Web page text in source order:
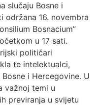
slučaju Bosne i
održana 16. novembra
Bosnacium”
u 17 sati.
političari
te intelektualci,
i Hercegovine. U
važnoj temi u
previranja u svijetu